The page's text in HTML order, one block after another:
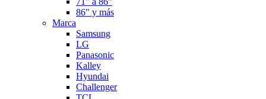
86" y más
Marca
Samsung
LG
Panasonic
Kalley
Hyundai
Challenger